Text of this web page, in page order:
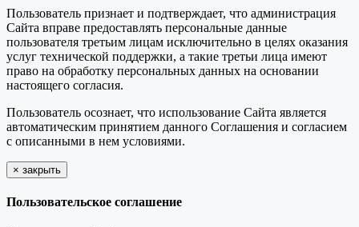
Пользователь признает и подтверждает, что администрация
Сайта вправе предоставлять персональные данные
пользователя третьим лицам исключительно в целях оказания
услуг технической поддержки, а такие третьи лица имеют
право на обработку персональных данных на основании
настоящего согласия.
Пользователь осознает, что использование Сайта является
автоматическим принятием данного Соглашения и согласием
с описанными в нем условиями.
× закрыть
Пользовательское соглашение